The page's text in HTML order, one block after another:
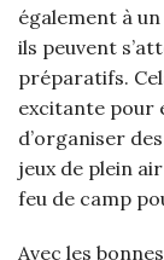
également à
ils peuvent
préparatifs.
excitante pour
d’organiser
jeux de plein
feu de camp
Avec les